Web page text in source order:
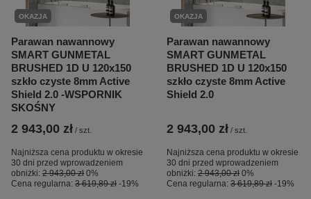
OKAZJA
Parawan nawannowy
SMART GUNMETAL
BRUSHED 1D U 120x150
szkło czyste 8mm Active
Shield 2.0 -WSPORNIK
SKOŚNY
2 943,00 zł / szt.
Najniższa cena produktu w okresie
30 dni przed wprowadzeniem
obniżki: 2 943,00 zł 0%
Cena regularna: 3 619,89 zł -19%
OKAZJA
Parawan nawannowy
SMART GUNMETAL
BRUSHED 1D U 120x150
szkło czyste 8mm Active
Shield 2.0
2 943,00 zł / szt.
Najniższa cena produktu w okresie
30 dni przed wprowadzeniem
obniżki: 2 943,00 zł 0%
Cena regularna: 3 619,89 zł -19%